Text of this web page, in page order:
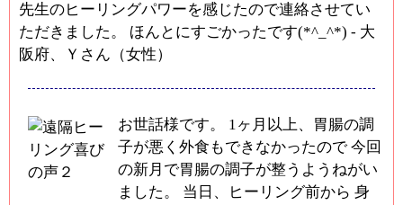
先生のヒーリングパワーを感じたので連絡させてい
ただきました。 ほんとにすごかったです(*^_^*) - 大
阪府、Ｙさん（女性）
お世話様です。 1ヶ月以上、胃腸の調
子が悪く外食もできなかったので 今回
の新月で胃腸の調子が整うようねがい
ました。 当日、ヒーリング前から 身